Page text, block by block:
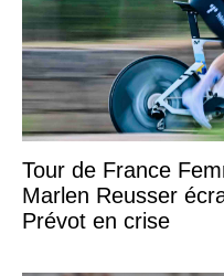
Tour de France
Marlen Reusser
Prévot en crise